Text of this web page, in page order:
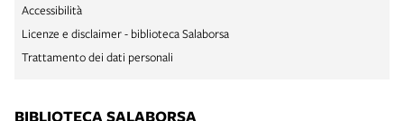
Accessibilità
Licenze e disclaimer - biblioteca Salaborsa
Trattamento dei dati personali
BIBLIOTECA SALABORSA